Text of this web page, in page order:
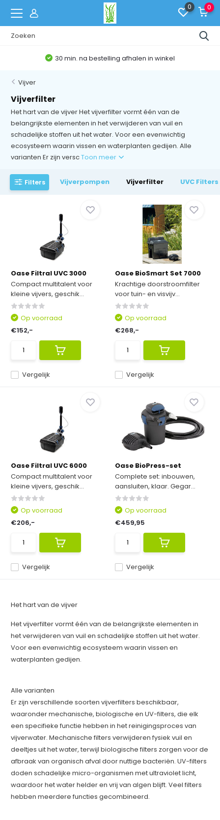
0 0
30 min. na bestelling afhalen in winkel
Vijver
Vijverfilter
Het hart van de vijver Het vijverfilter vormt één van de
belangrijkste elementen in het verwijderen van vuil en
schadelijke stoffen uit het water. Voor een evenwichtig
ecosysteem waarin vissen en waterplanten gedijen. Alle
varianten Er zijn verscToon meer
Filters Vijverpompen Vijverfilter UVC
Oase Filtral UVC 3000
Compact multitalent voor
kleine vijvers, geschik...
Vergelijk
Op voorraad
€152,-
Oase BioSmart Set 7000
Krachtige doorstroomfilter
voor tuin- en visvijv...
Vergelijk
Op voorraad
€268,-
Oase Filtral UVC 6000
Compact multitalent voor
kleine vijvers, geschik...
Vergelijk
Op voorraad
€206,-
Oase BioPress-set
Complete set: inbouwen,
aansluiten, klaar. Gegar...
Vergelijk
Op voorraad
€459,95
Het hart van de vijver
Het vijverfilter vormt één van de belangrijkste elementen in
het verwijderen van vuil en schadelijke stoffen uit het water.
Voor een evenwichtig ecosysteem waarin vissen en
waterplanten gedijen.
Alle varianten
Er zijn verschillende soorten vijverfilters beschikbaar,
waaronder mechanische, biologische en UV-filters, die elk
een specifieke functie hebben in het reinigingsproces van
vijverwater. Mechanische filters verwijderen fysiek vuil en
deeltjes uit het water, terwijl biologische filters zorgen voor de
afbraak van organisch afval door nuttige bacteriën. UV-filters
doden schadelijke micro-organismen met ultraviolet licht,
waardoor het water helder en vrij van algen blijft. Veel filters
hebben meerdere functies gecombineerd.